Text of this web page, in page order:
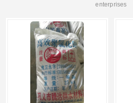
enterprises